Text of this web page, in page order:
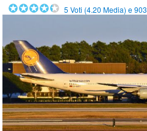
5 Voti (4.20 Media) e903